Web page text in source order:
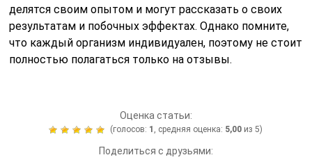
делятся своим опытом и могут рассказать о своих
результатам и побочных эффектах. Однако помните,
что каждый организм индивидуален, поэтому не стоит
полностью полагаться только на отзывы.
Оценка статьи:
(голосов: 1 , средняя оценка: 5,00 из 5)
Поделиться с друзьями: